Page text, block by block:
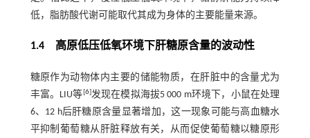
低，脂肪酸代谢可能取代其成为身体的主要能量来源。
1.4 高原低压低氧环境下肝糖原含量的波动性
糖原作为动物体内主要的储能物质，在肝脏中的含量尤为
丰富。LIU等[6]发现在模拟海拔5 000 m环境下，小鼠在处理
6、12 h后肝糖原含量显著增加，这一现象可能与高血糖水
平抑制葡萄糖从肝脏释放有关，从而促使葡萄糖以糖原形